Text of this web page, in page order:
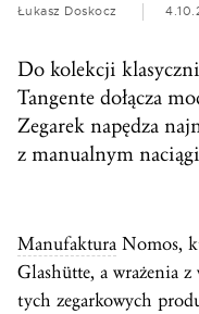
Łukasz Doskocz
Do kolekcji
Tangente dołącza
Zegarek napędza
z manualnym
Manufaktura Nomos,
Glashütte, a wrażenia
tych zegarkowych